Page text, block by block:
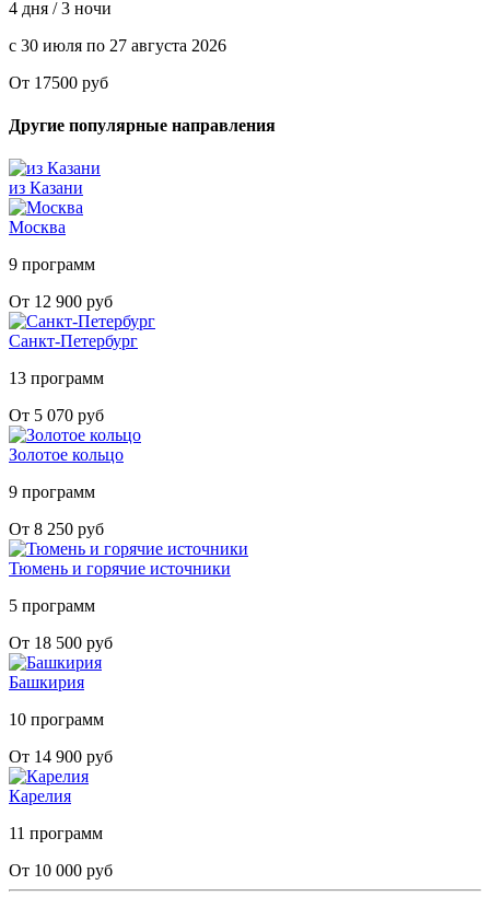
4 дня / 3 ночи
с 30 июля по 27 августа 2026
От 17500 руб
Другие популярные направления
из Казани
Москва
9 программ
От 12 900 руб
Санкт-Петербург
13 программ
От 5 070 руб
Золотое кольцо
9 программ
От 8 250 руб
Тюмень и горячие источники
5 программ
От 18 500 руб
Башкирия
10 программ
От 14 900 руб
Карелия
11 программ
От 10 000 руб